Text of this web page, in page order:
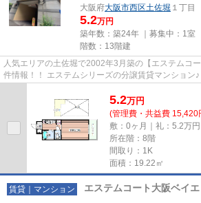
大阪府大阪市西区土佐堀 １丁目
5.2万円
築年数：築24年 ｜募集中： 1室
階数：13階建
人気エリアの土佐堀で2002年3月築の【エステムコ
件情報！！ エステムシリーズの分譲賃貸マンション
5.2万円
(管理費・共益費 15,420
敷：0ヶ月｜礼：5.2万円
所在階：8階
間取り：1K
面積：19.22㎡
賃貸｜マンション エステムコート大阪ベイ